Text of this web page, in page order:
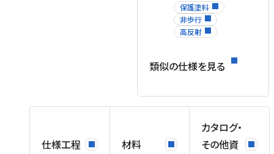
保護塗料
非歩行
高反射
類似の仕様を見る
仕様工程 材料
カタログ・
その他資